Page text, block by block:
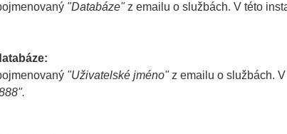
"Databáze"z emailu o službách. V této
"Uživatelské jméno"z emailu o službách.